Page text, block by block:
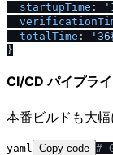
startupTime :
totalTime : '36
CI/CD パイプラ
本番ビルドも大幅
yaml Copy code #